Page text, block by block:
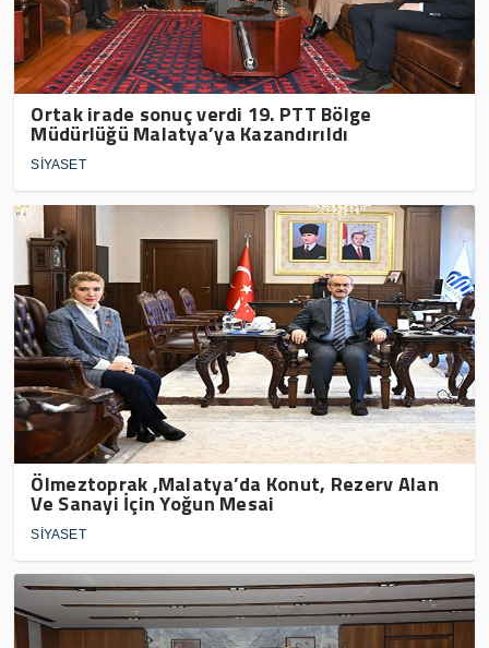
Ortak irade sonuç verdi 19. PTT Bölge
Müdürlüğü Malatya’ya Kazandırıldı
SİYASET
Ölmeztoprak ,Malatya’da Konut, Rezerv Alan
Ve Sanayi İçin Yoğun Mesai
SİYASET